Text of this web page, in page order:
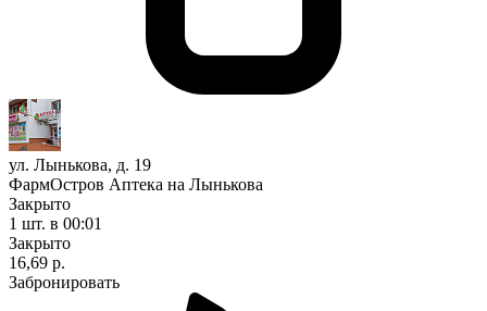
ул. Лынькова, д. 19
ФармОстров Аптека на Лынькова
Закрыто
1 шт. в 00:01
Закрыто
16,69 р.
Забронировать